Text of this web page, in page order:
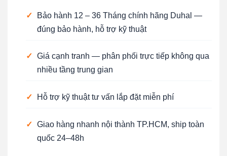
✓
Bảo hành 12 – 36 Tháng chính hãng Duhal —
đúng bảo hành, hỗ trợ kỹ thuật
✓ Giá cạnh tranh — phân phối trực tiếp không qua
nhiều tầng trung gian
✓ Hỗ trợ kỹ thuật tư vấn lắp đặt miễn phí
✓ Giao hàng nhanh nội thành TP.HCM, ship toàn
quốc 24–48h